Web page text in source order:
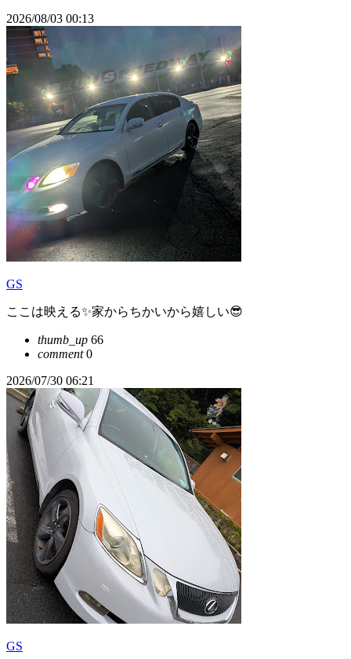
2026/08/03 00:13
GS
ここは映える✨️家からちかいから嬉しい😎
thumb_up 66
comment0
2026/07/30 06:21
GS